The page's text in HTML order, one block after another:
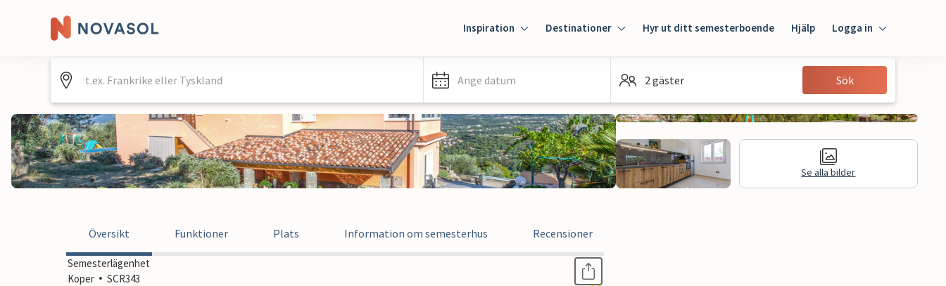
Inspiration Destinationer Hyr ut ditt semesterboende Hjälp Logga in
Gäst
Ange datum 2 gäster Sök
Se alla bilder
Översikt Funktioner Plats Information om semesterhus Recensioner
Semesterlägenhet
Koper
SCR343